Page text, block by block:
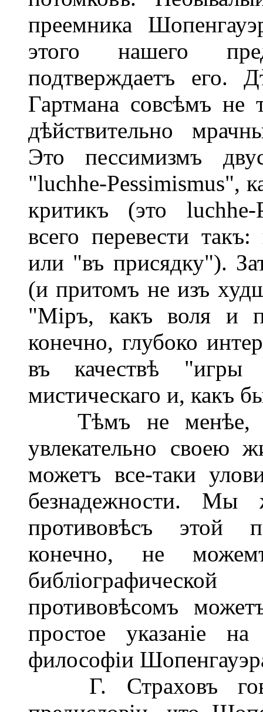
преемника
этого нашего
подтверждаетъ его.
Гартмана совсѣмъ не
дѣйствительно
Это пессимизмъ
"luchhe-Pessimismus",
критикъ (это luchhe-
всего перевести
или "въ присядку").
(и притомъ не изъ
"Міръ, какъ воля и
конечно, глубоко
въ качествѣ "игры
мистическаго и, какъ
Тѣмъ не менѣе,
увлекательно своею
можетъ все-таки
безнадежности. Мы
противовѣсъ этой
конечно, не
противовѣсомъ
простое указаніе
философіи
Г. Страховъ